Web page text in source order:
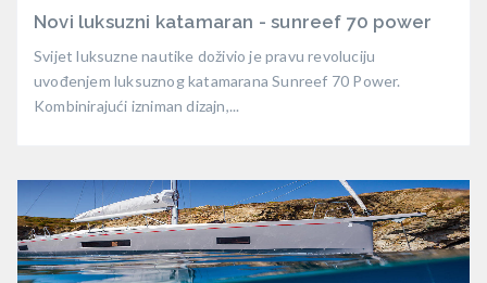
Novi luksuzni katamaran - sunreef 70 power
Svijet luksuzne nautike doživio je pravu revoluciju
uvođenjem luksuznog katamarana Sunreef 70 Power.
Kombinirajući izniman dizajn,...